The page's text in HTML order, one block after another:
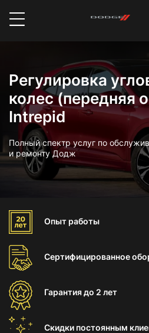
Регулировка
колес (передняя
Intrepid
Полный спектр услуг по
и ремонту Додж
Опыт работы
Сертифицированное
Гарантиядо 2 лет
Скидки постоянным